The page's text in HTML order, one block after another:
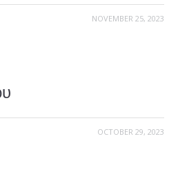
NOVEMBER 25, 2023
OCTOBER 29, 2023